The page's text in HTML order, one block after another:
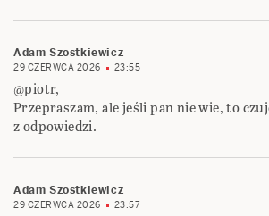
Adam Szostkiewicz
29 CZERWCA 2026 23:55
@piotr,
Przepraszam, ale jeśli pan nie wie, to
z odpowiedzi.
Adam Szostkiewicz
29 CZERWCA 2026 23:57